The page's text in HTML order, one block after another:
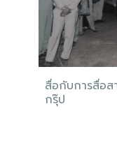
สื่อกับการสื่อส
กรุ๊ป